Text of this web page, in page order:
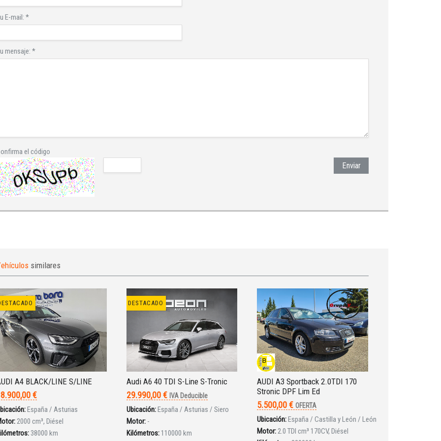
E-mail: *
mensaje: *
el código
Enviar
similares
A4 BLACK/LINE S/LINE
€
España / Asturias
2000 cm³, Diésel
38000 km
DESTACADO
Audi A6 40 TDI S-Line S-Tronic
29.990,00 € IVA Deducible
Ubicación:España / Asturias / Siero
Motor: -
Kilómetros: 110000 km
AUDI A3 Sportback 2.0TDI 170
Stronic DPF Lim Ed
5.500,00 € OFERTA
Ubicación:España / Castilla y León / León
Motor:2.0 TDI cm³ 170CV, Diésel